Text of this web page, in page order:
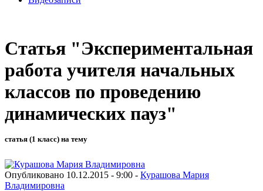
Статья "Экспериментальная
работа учителя начальных
классов по проведению
динамических пауз"
статья (1 класс) на тему
Опубликовано 10.12.2015 - 9:00 - Курашова Мария
Владимировна